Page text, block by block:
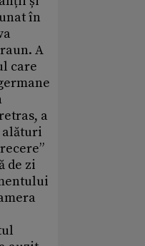
în
A
care
a
alături
de zi